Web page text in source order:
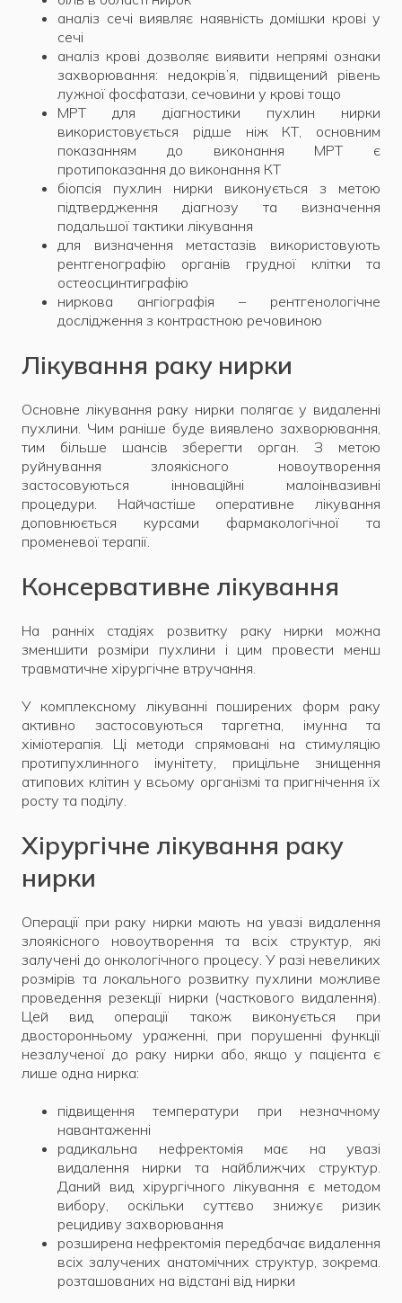
аналіз сечі виявляє наявність домішки крові у
сечі
аналіз крові дозволяє виявити непрямі ознаки
захворювання: недокрів’я, підвищений рівень
лужної фосфатази, сечовини у крові тощо
МРТ для діагностики пухлин нирки
використовується рідше ніж КТ, основним
показанням до виконання МРТ є
протипоказання до виконання КТ
біопсія пухлин нирки виконується з метою
підтвердження діагнозу та визначення
подальшої тактики лікування
для визначення метастазів використовують
рентгенографію органів грудної клітки та
остеосцинтиграфію
ниркова ангіографія – рентгенологічне
дослідження з контрастною речовиною
Лікування раку нирки
Основне лікування раку нирки полягає у видаленні
пухлини. Чим раніше буде виявлено захворювання,
тим більше шансів зберегти орган. З метою
руйнування злоякісного новоутворення
застосовуються інноваційні малоінвазивні
процедури. Найчастіше оперативне лікування
доповнюється курсами фармакологічної та
променевої терапії.
Консервативне лікування
На ранніх стадіях розвитку раку нирки можна
зменшити розміри пухлини і цим провести менш
травматичне хірургічне втручання.
У комплексному лікуванні поширених форм раку
активно застосовуються таргетна, імунна та
хіміотерапія. Ці методи спрямовані на стимуляцію
протипухлинного імунітету, прицільне знищення
атипових клітин у всьому організмі та пригнічення їх
росту та поділу.
Хірургічне лікування раку
нирки
Операції при раку нирки мають на увазі видалення
злоякісного новоутворення та всіх структур, які
залучені до онкологічного процесу. У разі невеликих
розмірів та локального розвитку пухлини можливе
проведення резекції нирки (часткового видалення).
Цей вид операції також виконується при
двосторонньому ураженні, при порушенні функції
незалученої до раку нирки або, якщо у пацієнта є
лише одна нирка:
підвищення температури при незначному
навантаженні
радикальна нефректомія має на увазі
видалення нирки та найближчих структур.
Даний вид хірургічного лікування є методом
вибору, оскільки суттєво знижує ризик
рецидиву захворювання
розширена нефректомія передбачає видалення
всіх залучених анатомічних структур, зокрема.
розташованих на відстані від нирки